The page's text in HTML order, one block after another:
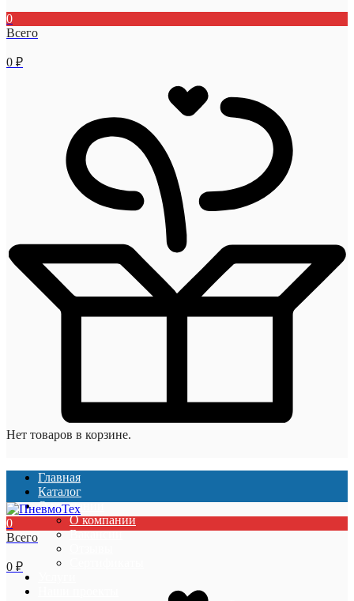
0
Всего
0 ₽
Нет товаров в корзине.
Главная
Каталог
О компании
О компании
Вакансии
0
Всего
0 ₽